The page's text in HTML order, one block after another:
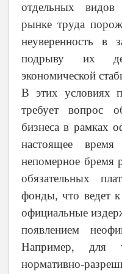
отдельных видов
рынке труда
неуверенность в
подрыву их
экономической
В этих условиях
требует вопрос
бизнеса в рамках
настоящее время
непомерное бремя
обязательных
фонды, что ведет
официальные
появлением
Например, для
нормативно-